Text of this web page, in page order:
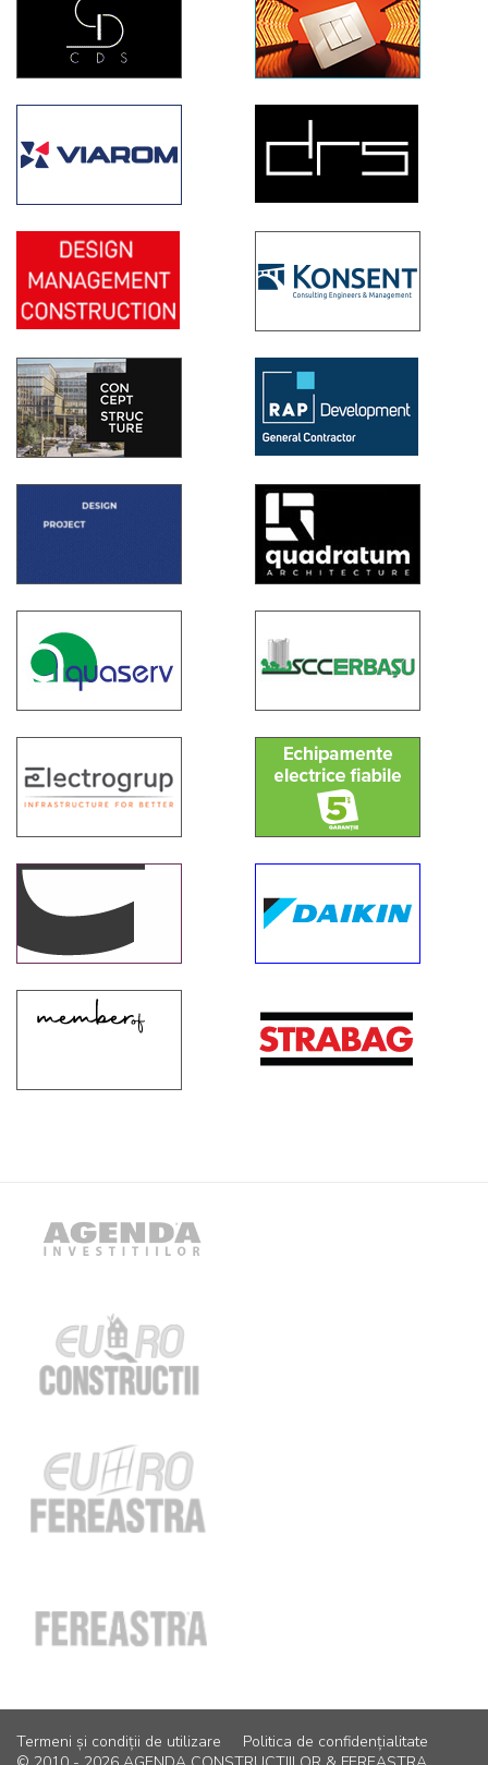
Termeni și condiții de utilizare
Politica de confidențialitate